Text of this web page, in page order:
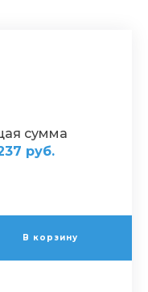
сумма
руб.
В корзину